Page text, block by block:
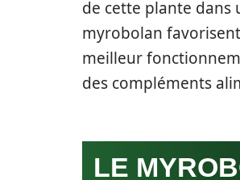
de cette plante dans
myrobolan
meilleur
des compléments
LE